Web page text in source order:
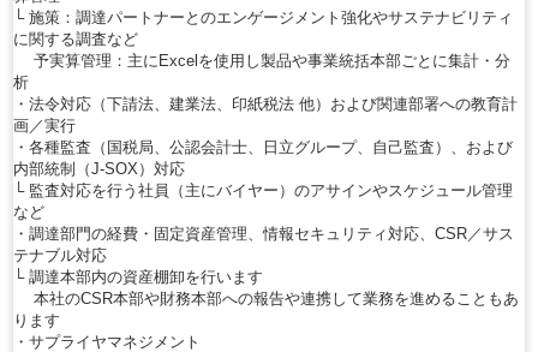
└ 施策：調達パートナーとのエンゲージメント強化やサステナビリティ
に関する調査など
予実算管理：主にExcelを使用し製品や事業統括本部ごとに集計・分
析
・法令対応（下請法、建業法、印紙税法 他）および関連部署への教育計
画／実行
・各種監査（国税局、公認会計士、日立グループ、自己監査）、および
内部統制（J-SOX）対応
└ 監査対応を行う社員（主にバイヤー）のアサインやスケジュール管理
など
・調達部門の経費・固定資産管理、情報セキュリティ対応、CSR／サス
テナブル対応
└ 調達本部内の資産棚卸を行います
本社のCSR本部や財務本部への報告や連携して業務を進めることもあ
ります
・サプライヤマネジメント